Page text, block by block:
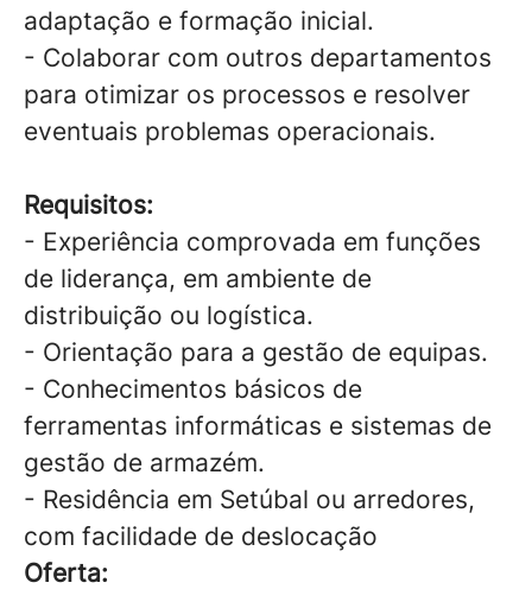
adaptação e formação inicial.
- Colaborar com outros departamentos
para otimizar os processos e resolver
eventuais problemas operacionais.
Requisitos:
- Experiência comprovada em funções
de liderança, em ambiente de
distribuição ou logística.
- Orientação para a gestão de equipas.
- Conhecimentos básicos de
ferramentas informáticas e sistemas de
gestão de armazém.
- Residência em Setúbal ou arredores,
com facilidade de deslocação
Oferta: